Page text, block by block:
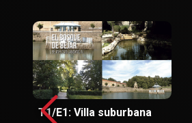
T1/E1: Villa suburbana